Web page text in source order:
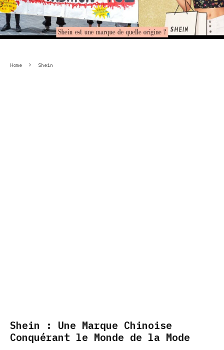
Home Shein
Shein : Une Marque Chinoise
Conquérant le Monde de la Mode